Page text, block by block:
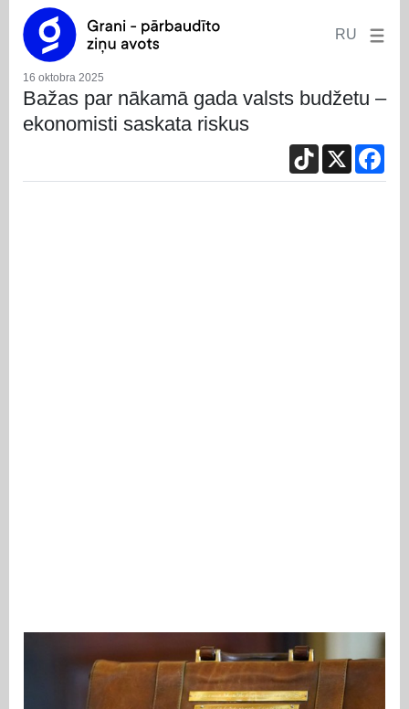
RU
16 oktobra 2025
Bažas par nākamā gada valsts budžetu –
ekonomisti saskata riskus
TikTok
X